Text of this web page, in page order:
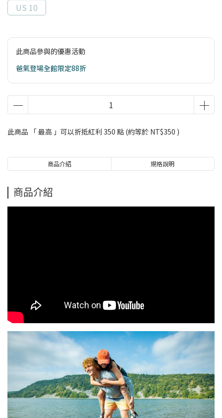
US 10
此商品參與的優惠活動
爸氣登場全館限定88折
此商品 「 最高 」可以折抵紅利 350 點 (約等於 NT$350 )
商品介紹 規格說明
商品介紹